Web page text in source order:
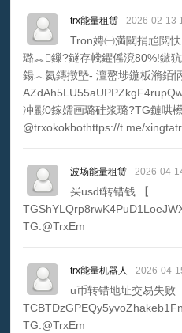
trx能量租赁 2026-02-13
Tron娉㈠満閾捐兘閲
璐︽鏁?鐩存帴鑺傜渷80%!鏃
鍚︿氦鏄撴墍- 澶嶅埗鍦板潃銆
冲彲0鎵嬬画璐硅浆璐?TG鏈哄
@trxokokbothttps://t.me/
波场能量租赁 2026-04-
买usdt转错钱 【
TG:@TrxEm
trx能量机器人 2026-04-
u币转错地址交易失败
TG:@TrxEm